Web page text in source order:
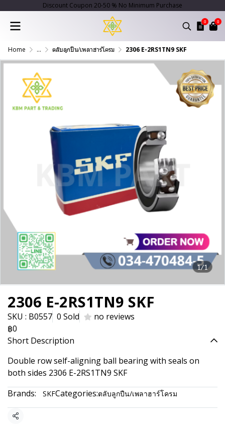
Discount Coupon 20-50 % No Minimum Purchase
0 0
Home ... ตลับลูกปืน/เพลาฮาร์โครม 2306 E-2RS1TN9 SKF
1/1
2306 E-2RS1TN9 SKF
SKU : B0557 0 Sold
no reviews
฿0
Short Description
Double row self-aligning ball bearing with seals on
both sides 2306 E-2RS1TN9 SKF
Brands:
SKFCategories:ตลับลูกปืน/เพลาฮาร์โครม
Share